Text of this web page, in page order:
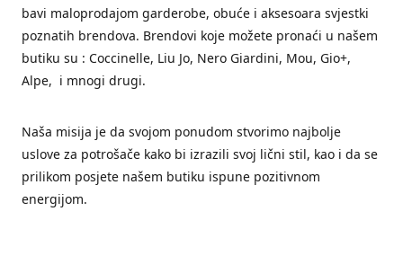
bavi maloprodajom garderobe, obuće i aksesoara svjestki
poznatih brendova. Brendovi koje možete pronaći u našem
butiku su : Coccinelle, Liu Jo, Nero Giardini, Mou, Gio+,
Alpe, i mnogi drugi.
Naša misija je da svojom ponudom stvorimo najbolje
uslove za potrošače kako bi izrazili svoj lični stil, kao i da se
prilikom posjete našem butiku ispune pozitivnom
energijom.